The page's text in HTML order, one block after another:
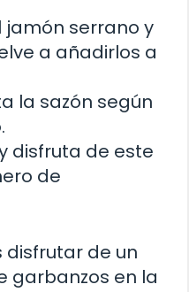
jamón serrano y
a añadirlos a
la sazón según
disfruta de este
de
disfrutar de un
garbanzos en la